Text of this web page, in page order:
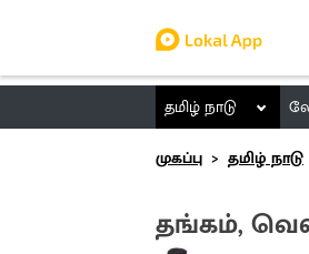
தமிழ் நாடு
முகப்பு
தமிழ் நாடு
தங்கம்,